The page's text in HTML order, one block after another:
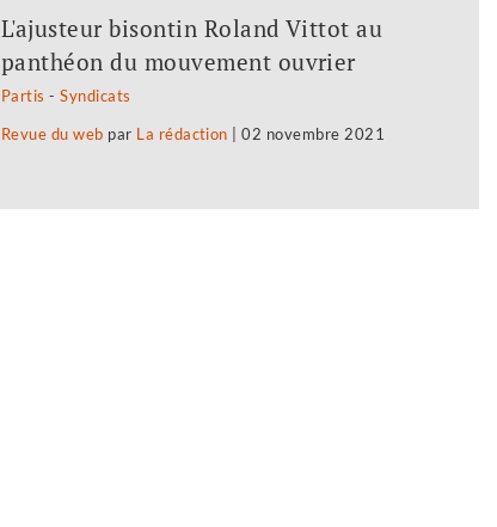
L'ajusteur bisontin Roland Vittot au
panthéon du mouvement ouvrier
Partis -Syndicats
Revue du web par La rédaction |02 novembre 2021